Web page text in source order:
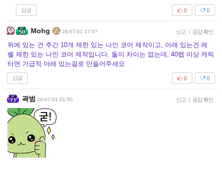
답글 0
0
Mohg 26-07-01 17:57 신고 | 공감 확인
위에 있는 건 주간 10개 제한 있는 나인 코어 제작이고, 아래 있는건 레
벨 제한 있는 나인 코어 제작입니다. 둘이 차이는 없는데, 40렙 이상 캐릭
터면 가급적 아래 있는걸로 만들어주세요
답글 0
0
곽범 26-07-01 21:50 신고 | 공감 확인